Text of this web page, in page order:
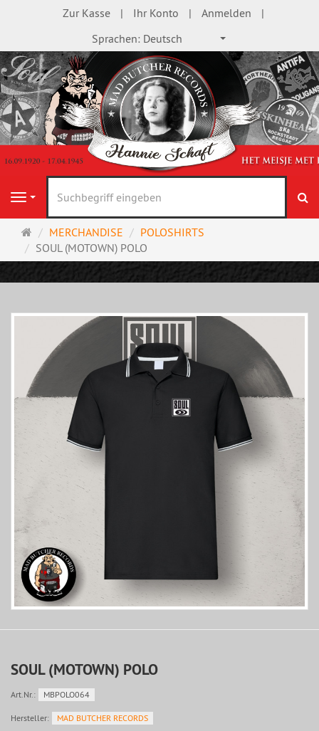
Zur Kasse Ihr Konto
Anmelden
Sprachen: Deutsch
Navigation
Startseite
MERCHANDISE
POLOSHIRTS
SOUL (MOTOWN) POLO
SOUL (MOTOWN) POLO
Art.Nr.: MBPOLO064
Hersteller: MAD BUTCHER RECORDS